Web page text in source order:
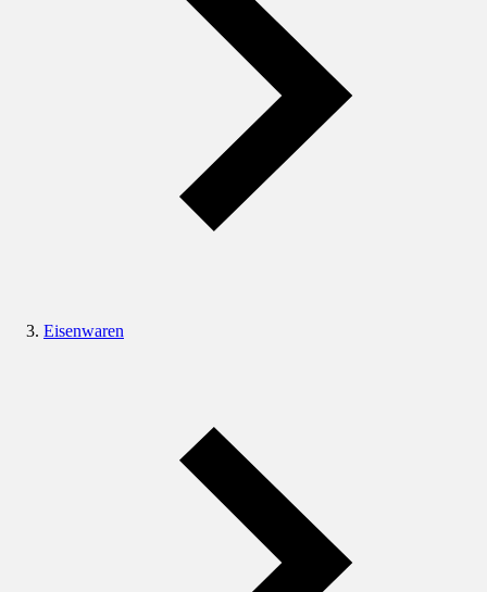
Eisenwaren